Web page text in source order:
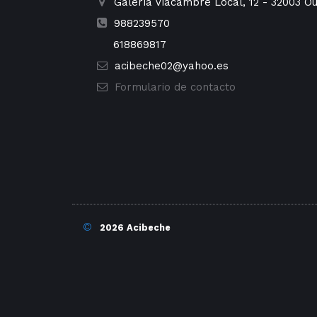
988239570
618869817
acibeche02@yahoo.es
Formulario de contacto
© 2026 Acibeche